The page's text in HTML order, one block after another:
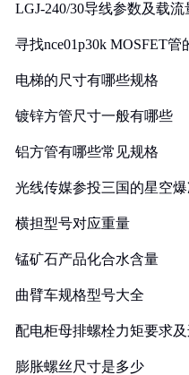
LGJ-240/30导线参数及载流
寻找nce01p30k MOSFET
电梯的尺寸有哪些规格
镀锌方管尺寸一般有哪些
铝方管有哪些常见规格
光线传媒参投三国的星空
横担型号对应重量
锰矿石产品化合水含量
曲臂车规格型号大全
配电柜母排螺栓力矩要求
膨胀螺丝尺寸是多少